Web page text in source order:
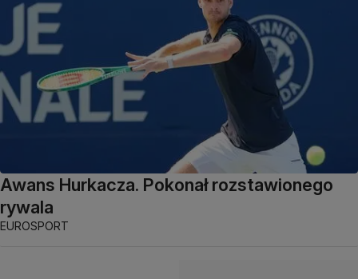
Awans Hurkacza. Pokonał rozstawionego
rywala
EUROSPORT